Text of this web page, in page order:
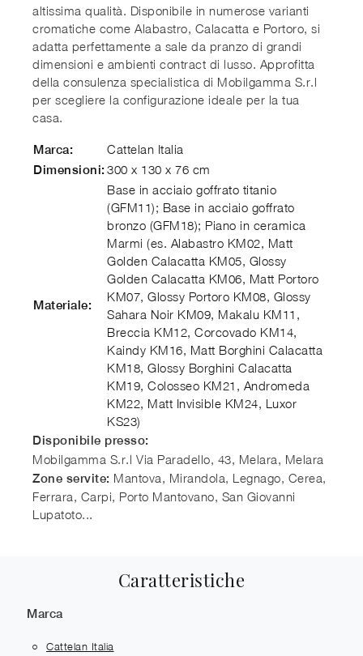
altissima qualità. Disponibile in numerose varianti
cromatiche come Alabastro, Calacatta e Portoro, si
adatta perfettamente a sale da pranzo di grandi
dimensioni e ambienti contract di lusso. Approfitta
della consulenza specialistica di Mobilgamma S.r.l
per scegliere la configurazione ideale per la tua
casa.
Marca: Cattelan Italia
Dimensioni:300 x 130 x 76 cm
Materiale:
Base in acciaio goffrato titanio
(GFM11); Base in acciaio goffrato
bronzo (GFM18); Piano in ceramica
Marmi (es. Alabastro KM02, Matt
Golden Calacatta KM05, Glossy
Golden Calacatta KM06, Matt Portoro
KM07, Glossy Portoro KM08, Glossy
Sahara Noir KM09, Makalu KM11,
Breccia KM12, Corcovado KM14,
Kaindy KM16, Matt Borghini Calacatta
KM18, Glossy Borghini Calacatta
KM19, Colosseo KM21, Andromeda
KM22, Matt Invisible KM24, Luxor
KS23)
Disponibile presso:
Mobilgamma S.r.l Via Paradello, 43, Melara, Melara
Zone servite: Mantova, Mirandola, Legnago, Cerea,
Ferrara, Carpi, Porto Mantovano, San Giovanni
Lupatoto...
Caratteristiche
Marca
Cattelan Italia